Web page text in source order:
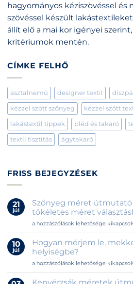
hagyományos kéziszövéssel és
szövéssel készült
állít elő a mai kor igényei
kritériumok mentén.
CÍMKE FELHŐ
asztalnemű designer textil
kézzel szőtt szőnyeg kézzel szőtt
lakástextil tippek pléd és takaró
textil tisztítás ágytakaró
FRISS BEJEGYZÉSEK
21
júl
Szőnyeg méret útmutató
tökéletes méret
Szőnyeg
útmutató
–
tippek
a
méret
a hozzászólások lehetősége
10
júl
Hogyan mérjem le,
helyiségbe?
Hogyan
le,
a hozzászólások lehetősége